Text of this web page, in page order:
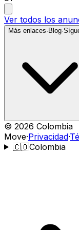
Ver todos los
Más enlaces·Blog·
© 2026 Colombia
Move·Privacidad·
🇨🇴Colombia